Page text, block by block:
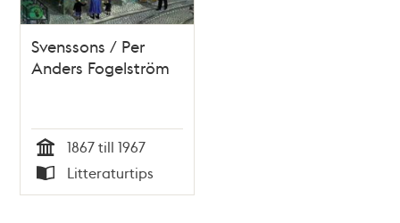
Svenssons / Per
Anders Fogelström
Tid
1867 till 1967
Typ
Litteraturtips